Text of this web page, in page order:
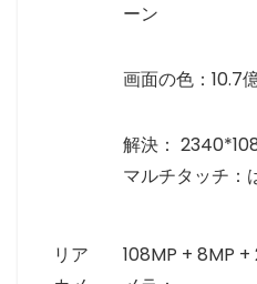
ーン
画面の色：10.7
解決：
マルチタッチ：
リア
108MP + 8MP +